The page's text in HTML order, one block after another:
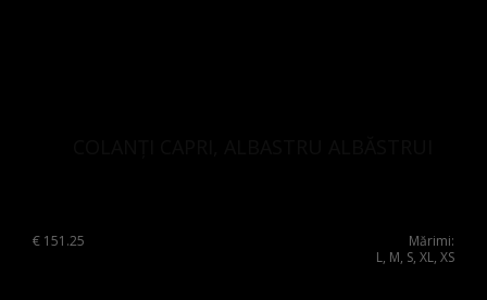
€ 151.25
Mărimi:
L, M, S, XL, XS